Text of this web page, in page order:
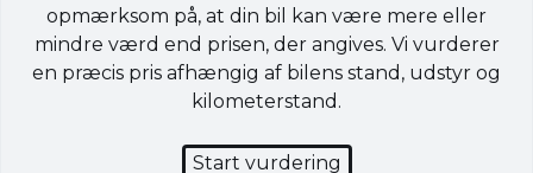
opmærksom på, at din bil kan være mere eller
mindre værd end prisen, der angives. Vi vurderer
en præcis pris afhængig af bilens stand, udstyr og
kilometerstand.
Start vurdering